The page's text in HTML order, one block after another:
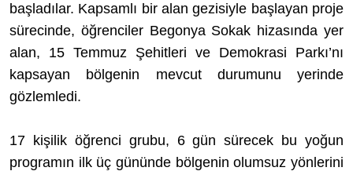
başladılar. Kapsamlı bir alan gezisiyle başlayan proje
sürecinde, öğrenciler Begonya Sokak hizasında yer
alan, 15 Temmuz Şehitleri ve Demokrasi Parkı’nı
kapsayan bölgenin mevcut durumunu yerinde
gözlemledi.
17 kişilik öğrenci grubu, 6 gün sürecek bu yoğun
programın ilk üç gününde bölgenin olumsuz yönlerini